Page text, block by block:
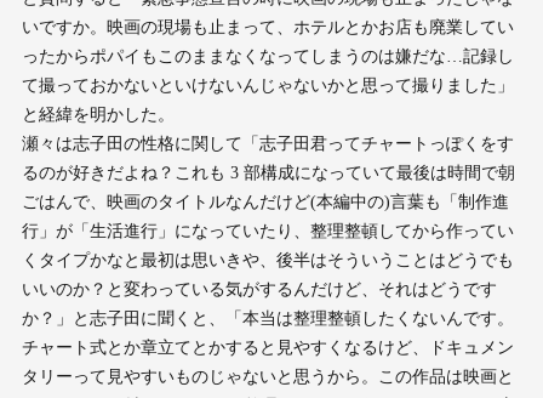
いですか。映画の現場も止まって、ホテルとかお店も廃業してい
ったからポパイもこのままなくなってしまうのは嫌だな…記録し
て撮っておかないといけないんじゃないかと思って撮りました」
と経緯を明かした。
瀬々は志子田の性格に関して「志子田君ってチャートっぽくをす
るのが好きだよね？これも 3 部構成になっていて最後は時間で朝
ごはんで、映画のタイトルなんだけど(本編中の)言葉も「制作進
行」が「生活進行」になっていたり、整理整頓してから作ってい
くタイプかなと最初は思いきや、後半はそういうことはどうでも
いいのか？と変わっている気がするんだけど、それはどうです
か？」と志子田に聞くと、「本当は整理整頓したくないんです。
チャート式とか章立てとかすると見やすくなるけど、ドキュメン
タリーって見やすいものじゃないと思うから。この作品は映画と